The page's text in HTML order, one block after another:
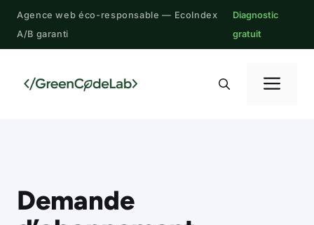
Aller
contenu
Agence web éco-responsable — EcoIndex
A/B garanti
Diagnostic
gratuit
Demande